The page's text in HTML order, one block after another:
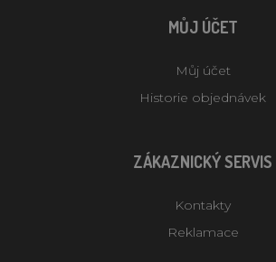
MŮJ ÚČET
Můj účet
Historie objednávek
ZÁKAZNICKÝ SERVIS
Kontakty
Reklamace